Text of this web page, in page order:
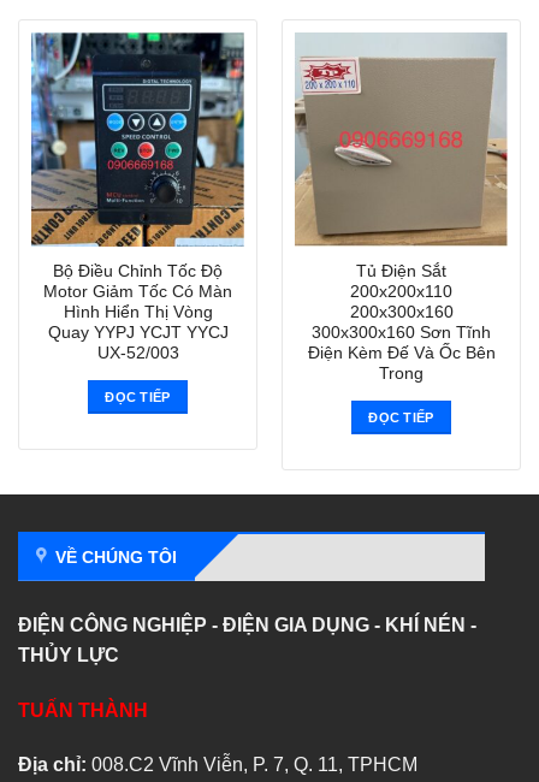
Bộ Điều Chỉnh Tốc Độ
Motor Giảm Tốc Có Màn
Hình Hiển Thị Vòng
Quay YYPJ YCJT YYCJ
UX-52/003
ĐỌC TIẾP
Tủ Điện Sắt
200x200x110
200x300x160
300x300x160 Sơn Tĩnh
Điện Kèm Đế Và Ốc Bên
Trong
ĐỌC TIẾP
VỀ CHÚNG TÔI
ĐIỆN CÔNG NGHIỆP - ĐIỆN GIA DỤNG - KHÍ NÉN -
THỦY LỰC
TUẤN THÀNH
Địa chỉ: 008.C2 Vĩnh Viễn, P. 7, Q. 11, TPHCM